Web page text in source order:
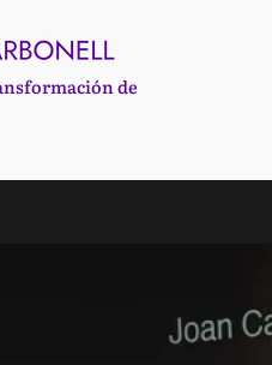
de